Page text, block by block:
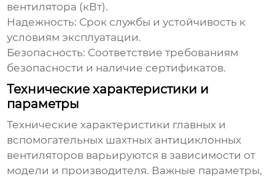
вентилятора (кВт).
Надежность: Срок службы и устойчивость к
условиям эксплуатации.
Безопасность: Соответствие требованиям
безопасности и наличие сертификатов.
Технические характеристики и
параметры
Технические характеристики главных и
вспомогательных шахтных антициклонных
вентиляторов варьируются в зависимости от
модели и производителя. Важные параметры,